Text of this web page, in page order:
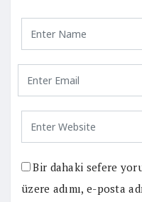
Bir dahaki sefere
üzere adımı, e-posta